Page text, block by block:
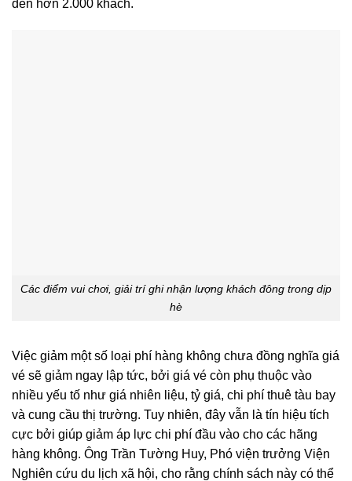
đến hơn 2.000 khách.
Các điểm vui chơi, giải trí ghi nhận lượng khách đông trong dịp
hè
Việc giảm một số loại phí hàng không chưa đồng nghĩa giá
vé sẽ giảm ngay lập tức, bởi giá vé còn phụ thuộc vào
nhiều yếu tố như giá nhiên liệu, tỷ giá, chi phí thuê tàu bay
và cung cầu thị trường. Tuy nhiên, đây vẫn là tín hiệu tích
cực bởi giúp giảm áp lực chi phí đầu vào cho các hãng
hàng không. Ông Trần Tường Huy, Phó viện trưởng Viện
Nghiên cứu du lịch xã hội, cho rằng chính sách này có thể